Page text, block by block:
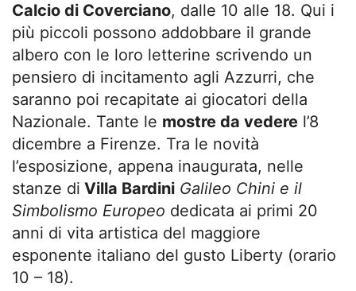
Calcio di Coverciano, dalle 10 alle 18. Qui i
più piccoli possono addobbare il grande
albero con le loro letterine scrivendo un
pensiero di incitamento agli Azzurri, che
saranno poi recapitate ai giocatori della
Nazionale. Tante le mostre da vedere l’8
dicembre a Firenze. Tra le novità
l’esposizione, appena inaugurata, nelle
stanze di Villa Bardini Galileo Chini e il
Simbolismo Europeo dedicata ai primi 20
anni di vita artistica del maggiore
esponente italiano del gusto Liberty (orario
10 – 18).